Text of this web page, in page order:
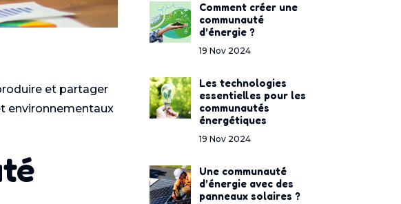
et partager
environnementaux
Comment créer une
communauté
d’énergie ?
19 Nov 2024
Les technologies
essentielles pour les
communautés
énergétiques
19 Nov 2024
Une communauté
d’énergie avec des
panneaux solaires ?